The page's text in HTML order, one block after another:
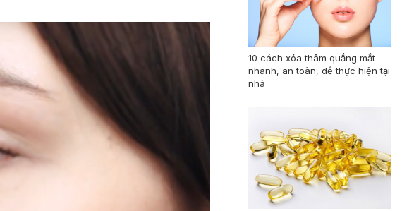
10 cách xóa thâm quầng mắt
nhanh, an toàn, dễ thực hiện tại
nhà